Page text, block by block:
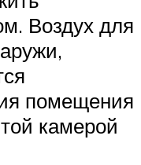
Воздух для
помещения
камерой